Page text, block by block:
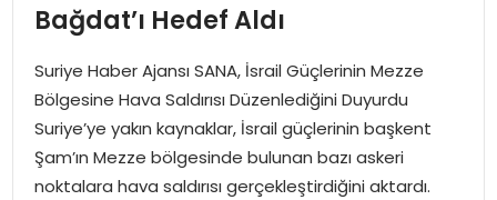
SAĞLIK
SPOR
MAGAZIN
Bağdat’ı Hedef Aldı
Suriye Haber Ajansı SANA, İsrail Güçlerinin Mezze
Bölgesine Hava Saldırısı Düzenlediğini Duyurdu
Suriye’ye yakın kaynaklar, İsrail güçlerinin başkent
Şam’ın Mezze bölgesinde bulunan bazı askeri
noktalara hava saldırısı gerçekleştirdiğini aktardı.